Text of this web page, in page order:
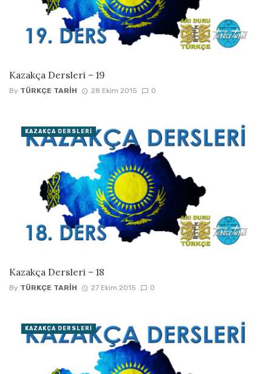
Kazakça Dersleri – 19
By TÜRKÇE TARIH 28 Ekim 2015 0
Kazakça Dersleri – 18
By TÜRKÇE TARIH 27 Ekim 2015 0
KAZAKÇA DERSLERI
KAZAKÇA DERSLERI